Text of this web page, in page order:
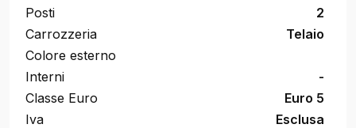
Posti
2
Carrozzeria
Telaio
Colore esterno
Interni
-
Classe Euro
Euro 5
Iva
Esclusa